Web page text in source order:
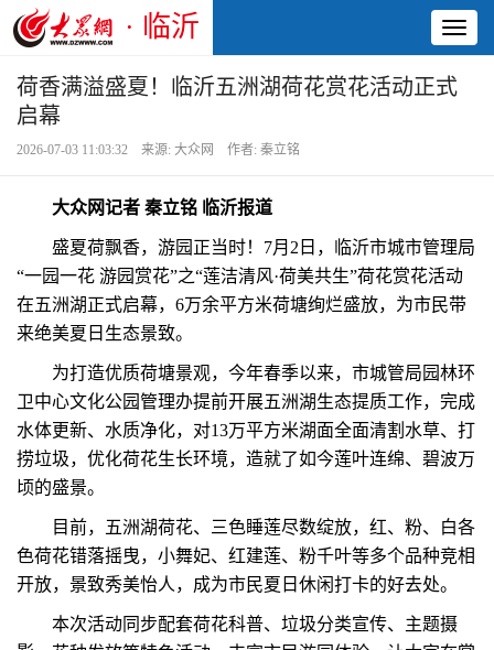
· 临沂
荷香满溢盛夏！临沂五洲湖荷花赏花活动正式
启幕
2026-07-03 11:03:32 来源: 大众网 作者: 秦立铭
大众网记者 秦立铭 临沂报道
盛夏荷飘香，游园正当时！7月2日，临沂市城市管理局
“一园一花 游园赏花”之“莲洁清风·荷美共生”荷花赏花活动
在五洲湖正式启幕，6万余平方米荷塘绚烂盛放，为市民带
来绝美夏日生态景致。
为打造优质荷塘景观，今年春季以来，市城管局园林环
卫中心文化公园管理办提前开展五洲湖生态提质工作，完成
水体更新、水质净化，对13万平方米湖面全面清割水草、打
捞垃圾，优化荷花生长环境，造就了如今莲叶连绵、碧波万
顷的盛景。
目前，五洲湖荷花、三色睡莲尽数绽放，红、粉、白各
色荷花错落摇曳，小舞妃、红建莲、粉千叶等多个品种竞相
开放，景致秀美怡人，成为市民夏日休闲打卡的好去处。
本次活动同步配套荷花科普、垃圾分类宣传、主题摄